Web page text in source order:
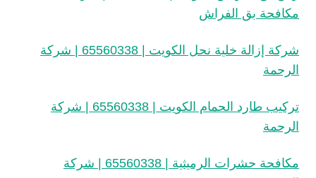
مكافحة بق الفراش
شركة إزالة خلية نحل الكويت | 65560338 | شركة
الرحمة
تركيب طارد الحمام الكويت | 65560338 | شركة
الرحمة
مكافحة حشرات الرميثية | 65560338 | شركة